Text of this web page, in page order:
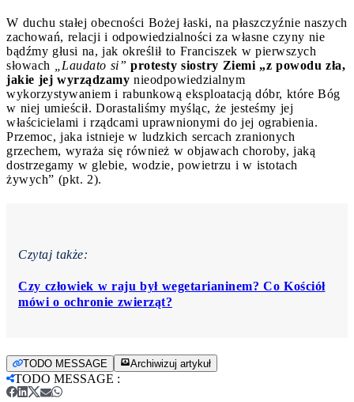
W duchu stałej obecności Bożej łaski, na płaszczyźnie naszych
zachowań, relacji i odpowiedzialności za własne czyny nie
bądźmy głusi na, jak określił to Franciszek w pierwszych
słowach
„Laudato si” protesty siostry Ziemi „z powodu zła,
jakie jej wyrządzamy nieodpowiedzialnym
wykorzystywaniem i rabunkową eksploatacją dóbr, które Bóg
w niej umieścił. Dorastaliśmy myśląc, że jesteśmy jej
właścicielami i rządcami uprawnionymi do jej ograbienia.
Przemoc, jaka istnieje w ludzkich sercach zranionych
grzechem, wyraża się również w objawach choroby, jaką
dostrzegamy w glebie, wodzie, powietrzu i w istotach
żywych” (pkt. 2).
Czytaj także:
Czy człowiek w raju był wegetarianinem? Co Kościół
mówi o ochronie zwierząt?
TODO MESSAGE Archiwizuj artykuł
TODO MESSAGE :